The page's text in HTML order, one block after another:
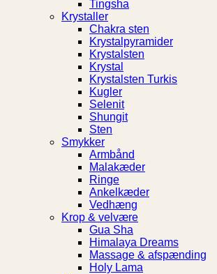
Tingsha
Krystaller
Chakra sten
Krystalpyramider
Krystalsten
Krystal
Krystalsten Turkis
Kugler
Selenit
Shungit
Sten
Smykker
Armbånd
Malakæder
Ringe
Ankelkæder
Vedhæng
Krop & velvære
Gua Sha
Himalaya Dreams
Massage & afspænding
Holy Lama